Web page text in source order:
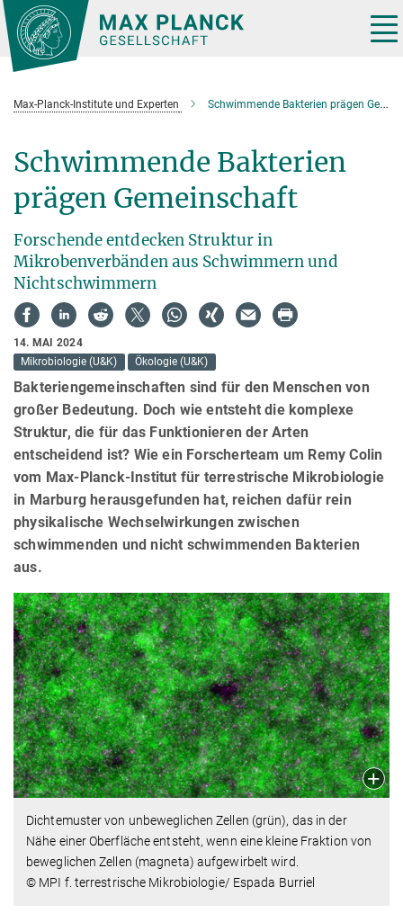
Hauptinhalt
Max-Planck-Institute und Experten Schwimmende Bakterien prägen Gemeinschaft
Schwimmende Bakterien
prägen Gemeinschaft
Forschende entdecken Struktur in
Mikrobenverbänden aus Schwimmern und
Nichtschwimmern
14. MAI 2024
Mikrobiologie (U&K)
Ökologie (U&K)
Bakteriengemeinschaften sind für den Menschen von
großer Bedeutung. Doch wie entsteht die komplexe
Struktur, die für das Funktionieren der Arten
entscheidend ist? Wie ein Forscherteam um Remy Colin
vom Max-Planck-Institut für terrestrische Mikrobiologie
in Marburg herausgefunden hat, reichen dafür rein
physikalische Wechselwirkungen zwischen
schwimmenden und nicht schwimmenden Bakterien
aus.
Dichtemuster von unbeweglichen Zellen (grün), das in der
Nähe einer Oberfläche entsteht, wenn eine kleine Fraktion von
beweglichen Zellen (magneta) aufgewirbelt wird.
© MPI f. terrestrische Mikrobiologie/ Espada Burriel